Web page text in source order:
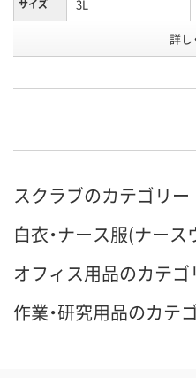
サイズ 3L
号
お届け日 8月25日（火）まで
数量
カゴへ
詳し
スクラブのカテゴリー
白衣・ナース服(ナー
オフィス用品のカテゴ
作業・研究用品のカテ